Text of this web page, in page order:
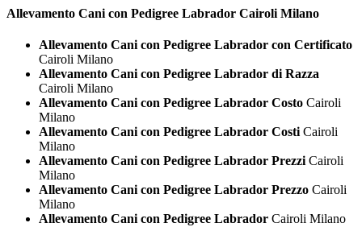
Allevamento Cani con Pedigree Labrador Cairoli Milano
Allevamento Cani con Pedigree Labrador con Certificato
Cairoli Milano
Allevamento Cani con Pedigree Labrador di Razza
Cairoli Milano
Allevamento Cani con Pedigree Labrador Costo Cairoli
Milano
Allevamento Cani con Pedigree Labrador Costi Cairoli
Milano
Allevamento Cani con Pedigree Labrador Prezzi Cairoli
Milano
Allevamento Cani con Pedigree Labrador Prezzo Cairoli
Milano
Allevamento Cani con Pedigree Labrador Cairoli Milano